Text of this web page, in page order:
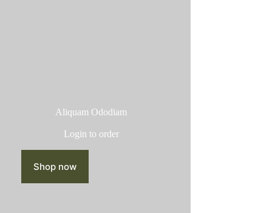
Aliquam Ododiam
Login to order
Shop now